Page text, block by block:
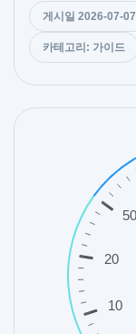
게시일 2026-07-07
카테고리: 가이드